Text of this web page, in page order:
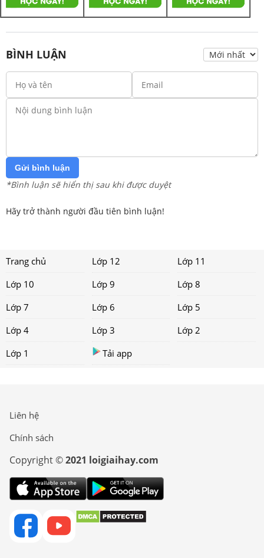
BÌNH LUẬN
Gửi bình luận
*Bình luận sẽ hiển thị sau khi được duyệt
Hãy trở thành người đầu tiên bình luận!
Trang chủ Lớp 12
Lớp 11
Lớp 10
Lớp 9
Lớp 8
Lớp 7
Lớp 6
Lớp 5
Lớp 4
Lớp 3
Lớp 2
Lớp 1
Tải app
Liên hệ
Chính sách
Copyright ©2021 loigiaihay.com